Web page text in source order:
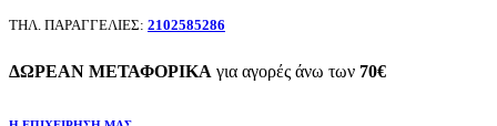
ΤΗΛ. ΠΑΡΑΓΓΕΛΙΕΣ: 2102585286
ΔΩΡΕΑΝ ΜΕΤΑΦΟΡΙΚΑ για αγορές άνω των 70€